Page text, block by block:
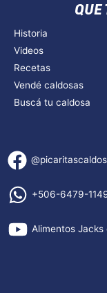
QUE
Historia
Videos
Recetas
Vendé caldosas
Buscá tu caldosa
+506-6479-
Alimentos Jacks